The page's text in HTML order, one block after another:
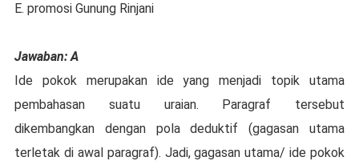
E. promosi Gunung Rinjani
Jawaban: A
Ide pokok merupakan ide yang menjadi topik utama
pembahasan suatu uraian. Paragraf tersebut
dikembangkan dengan pola deduktif (gagasan utama
terletak di awal paragraf). Jadi, gagasan utama/ ide pokok